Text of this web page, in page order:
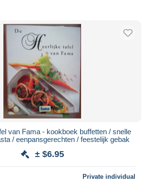
van Fama - kookboek buffetten / snelle
/ eenpansgerechten / feestelijk gebak
± $6.95
Private individual